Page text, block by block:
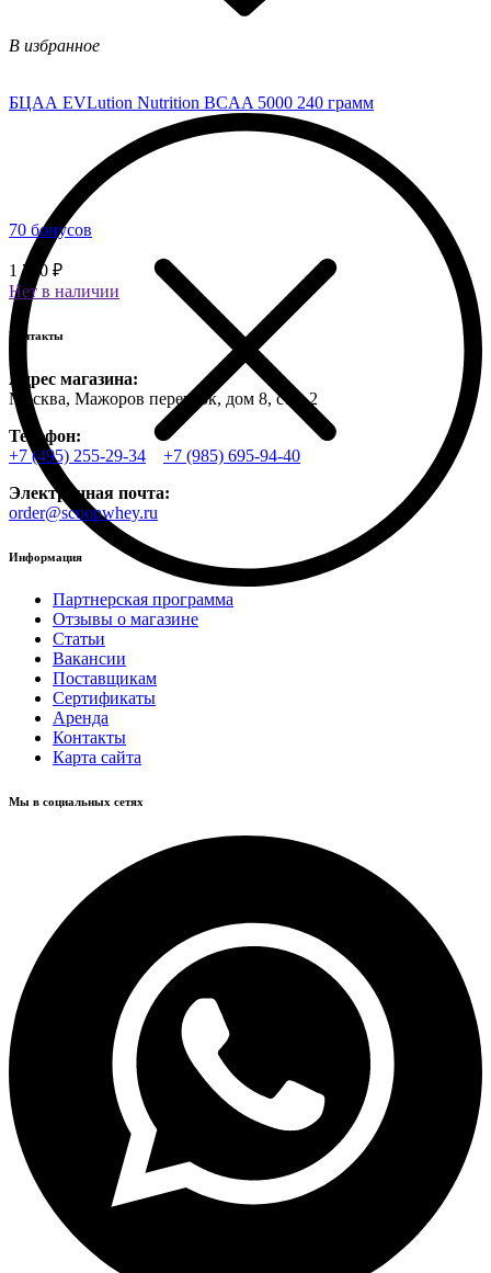
В избранное
БЦАА EVLution Nutrition BCAA 5000 240 грамм
70 бонусов
1 750 ₽
Нет в наличии
Контакты
Адрес магазина:
Москва, Мажоров переулок, дом 8, стр. 2
Телефон:
+7 (495) 255-29-34
+7 (985) 695-94-40
Электронная почта:
order@scoopwhey.ru
Информация
Партнерская программа
Отзывы о магазине
Статьи
Вакансии
Поставщикам
Сертификаты
Аренда
Контакты
Карта сайта
Мы в социальных сетях